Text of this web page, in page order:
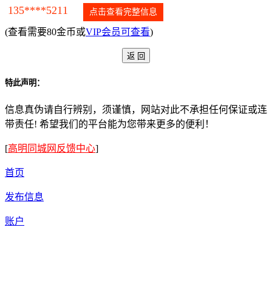
135****5211 点击查看完整信息
(查看需要80金币或VIP会员可查看)
特此声明：
信息真伪请自行辨别，须谨慎，网站对此不承担任何保证或连
带责任! 希望我们的平台能为您带来更多的便利！
[高明同城网反馈中心]
首页
发布信息
账户